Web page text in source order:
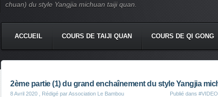
chuan) du style Yangjia michuan taiji quan.
ACCUEIL COURS DE TAIJI QUAN COURS DE QI GONG
2ème partie (1) du grand enchaînement du style Yangjia
8 Avril 2020 , Rédigé par Association Le Bambou Publié dans